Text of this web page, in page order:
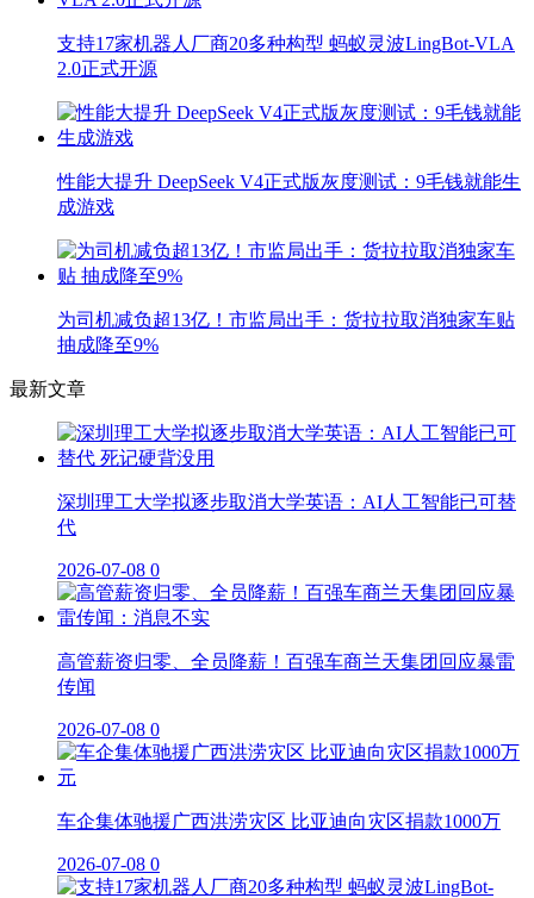
支持17家机器人厂商20多种构型 蚂蚁灵波LingBot-VLA
2.0正式开源
性能大提升 DeepSeek V4正式版灰度测试：9毛钱就能生
成游戏
为司机减负超13亿！市监局出手：货拉拉取消独家车贴
抽成降至9%
最新文章
深圳理工大学拟逐步取消大学英语：AI人工智能已可替
代
2026-07-08 0
高管薪资归零、全员降薪！百强车商兰天集团回应暴雷
传闻
2026-07-08 0
车企集体驰援广西洪涝灾区 比亚迪向灾区捐款1000万
2026-07-08 0